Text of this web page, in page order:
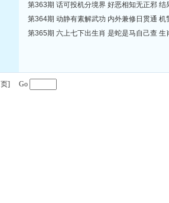
第363期 话可投机分境界 好恶相知无正邪
第364期 动静有素解武功 内外兼修日贯通
第365期 六上七下出生肖 是蛇是马自己查
页] Go